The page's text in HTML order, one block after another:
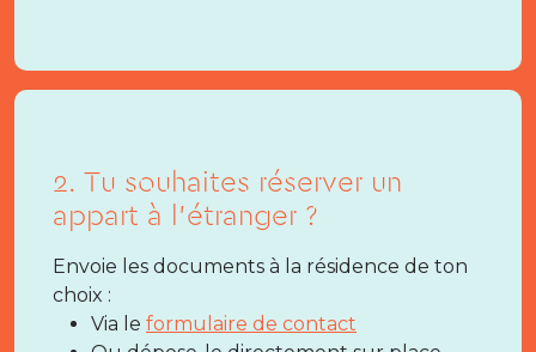
2. Tu souhaites réserver un
appart à l’étranger ?
Envoie les documents à la résidence de ton
choix :
Via le formulaire de contact